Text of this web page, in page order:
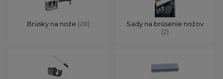
Brúsky na nože (28)
Sady na brúsenie nožov
(2)